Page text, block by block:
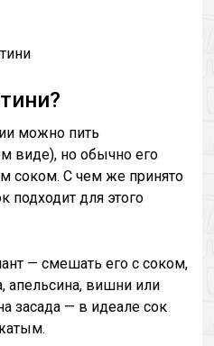
можно пить
виде), но обычно его
соком. С чем же принято
подходит для этого
— смешать его с соком,
апельсина, вишни или
засада — в идеале сок